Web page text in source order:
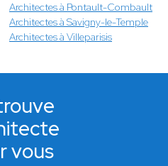
Architectes à Pontault-Combault
Architectes à Savigny-le-Temple
Architectes à Villeparisis
vous